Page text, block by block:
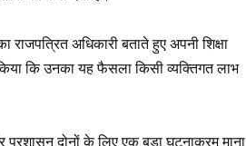
अधिकारी बताते हुए अपनी शिक्षा
कि उनका यह फैसला किसी व्यक्तिगत लाभ
प्रशासन दोनों के लिए एक बड़ा घटनाक्रम माना